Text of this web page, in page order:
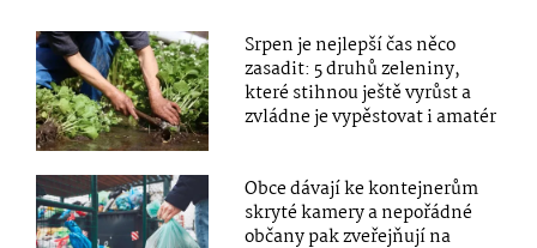
Srpen je nejlepší čas něco
zasadit: 5 druhů zeleniny,
které stihnou ještě vyrůst a
zvládne je vypěstovat i amatér
Obce dávají ke kontejnerům
skryté kamery a nepořádné
občany pak zveřejňují na